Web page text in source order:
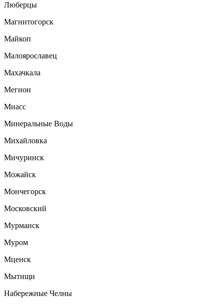
Люберцы
Магнитогорск
Майкоп
Малоярославец
Махачкала
Мегион
Миасс
Минеральные Воды
Михайловка
Мичуринск
Можайск
Мончегорск
Московский
Мурманск
Муром
Мценск
Мытищи
Набережные Челны